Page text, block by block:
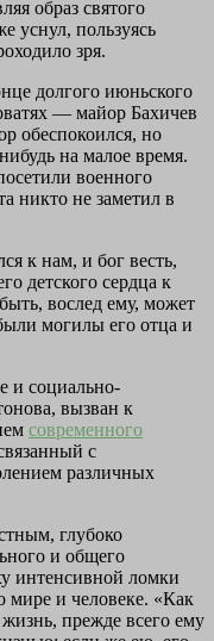
образ святого
уснул, пользуясь
зря.
долгого июньского
— майор Бахичев
обеспокоился, но
на малое время.
военного
никто не заметил в
к нам, и бог весть,
детского сердца к
вослед ему, может
могилы его отца и
и социально-
вызван к
современного
с
различных
глубоко
и общего
интенсивной ломки
мире и человеке. «Как
прежде всего ему